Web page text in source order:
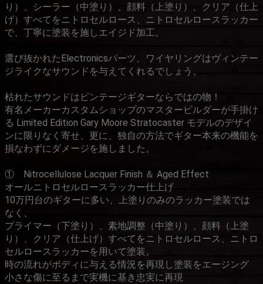
り）、シーラー（中塗り）、顔料（上塗り）、クリア（仕上
げ）すべてをニトロセルロース、ニトロセルロースラッカー
で、丁寧に塗装を施しエイジド加工。
選び抜かれたElectronicsパーツ、ワイヤリングはヴィンテー
ジライクなサウンドを与えてくれるでしょう。
枯れたサウンドはビンテージギターならではの物！
有名メーカーカスタムショップのマスタービルダーが手掛け
る Limited Edition Gary Moore Stratocaster モデルのデザイ
ンに限りなく寄せ、更に、独自の方法でギター本来の機能を
損なわずにダメージを施しました。
① Nitrocellulose Lacquer Finish ＆ Aged Effect
オールニトロセルロースラッカー仕上げ
10万円台のギターに多い、上塗りのみのラッカー塗装では
なく、
プライマー（下塗り）、素地調整（中塗り）、顔料（上塗
り）、クリア（仕上げ）すべてをニトロセルロース、ニトロ
セルロースラッカーを用いて塗装。
時の流れがボディに与える情況を再現し塗装をエージング
小さな傷に至るまで実機に基き忠実に再現